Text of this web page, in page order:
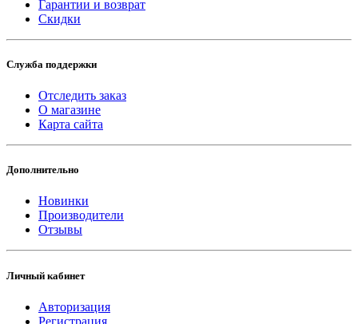
Гарантии и возврат
Скидки
Служба поддержки
Отследить заказ
О магазине
Карта сайта
Дополнительно
Новинки
Производители
Отзывы
Личный кабинет
Авторизация
Регистрация